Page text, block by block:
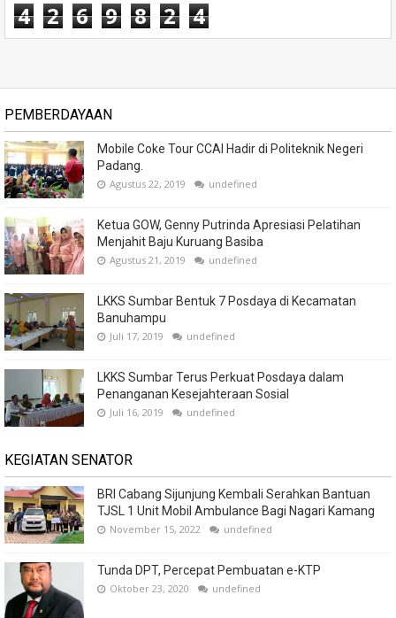
4 2 6 9 8 2 4
PEMBERDAYAAN
Mobile Coke Tour CCAI Hadir di Politeknik Negeri
Padang.
Agustus 22, 2019 undefined
Ketua GOW, Genny Putrinda Apresiasi Pelatihan
Menjahit Baju Kuruang Basiba
Agustus 21, 2019 undefined
LKKS Sumbar Bentuk 7 Posdaya di Kecamatan
Banuhampu
Juli 17, 2019 undefined
LKKS Sumbar Terus Perkuat Posdaya dalam
Penanganan Kesejahteraan Sosial
Juli 16, 2019 undefined
KEGIATAN SENATOR
BRI Cabang Sijunjung Kembali Serahkan Bantuan
TJSL 1 Unit Mobil Ambulance Bagi Nagari Kamang
November 15, 2022 undefined
Tunda DPT, Percepat Pembuatan e-KTP
Oktober 23, 2020 undefined